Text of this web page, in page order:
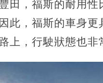
田，福斯的耐用
此，福斯的車身更
上，行駛狀態也非